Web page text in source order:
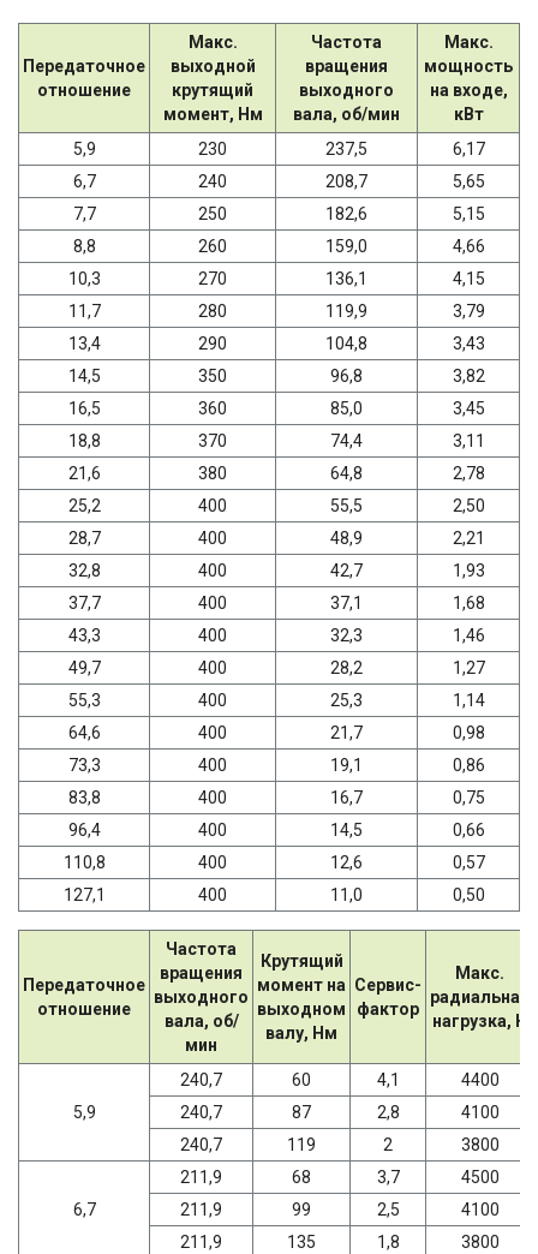
Передаточное
отношение
Макс.
выходной
крутящий
момент, Нм
Частота
вращения
выходного
вала, об/мин
Макс.
мощность
на входе,
кВт
5,9
230 237,5
6,17
6,7
240 208,7
5,65
7,7
250 182,6
5,15
8,8
260 159,0
4,66
10,3
270 136,1
4,15
11,7
280 119,9
3,79
13,4
290 104,8
3,43
14,5
350 96,8
3,82
16,5
360 85,0
3,45
18,8
370 74,4
3,11
21,6
380 64,8
2,78
25,2
400 55,5
2,50
28,7
400 48,9
2,21
32,8
400 42,7
1,93
37,7
400 37,1
1,68
43,3
400 32,3
1,46
49,7
400 28,2
1,27
55,3
400 25,3
1,14
64,6
400 21,7
0,98
73,3
400 19,1
0,86
83,8
400 16,7
0,75
96,4
400 14,5
0,66
110,8
400 12,6
0,57
127,1
400 11,0 0,50
Передаточное
отношение
Частота
вращения
выходного
вала, об/
мин
Крутящий
момент на
выходном
валу, Нм
Сервис-
фактор
Макс.
радиальная
нагрузка, Н
5,9
240,7 60 4,1
4400
240,7
87 2,8
4100
240,7
119 2 3800
6,7
211,9 68 3,7
4500
211,9
99 2,5
4100
211,9
135 1,8 3800